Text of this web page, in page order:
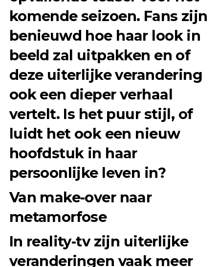
komende seizoen. Fans zijn
benieuwd hoe haar look in
beeld zal uitpakken en of
deze uiterlijke verandering
ook een dieper verhaal
vertelt. Is het puur stijl, of
luidt het ook een nieuw
hoofdstuk in haar
persoonlijke leven in?
Van make-over naar
metamorfose
In reality-tv zijn uiterlijke
veranderingen vaak meer